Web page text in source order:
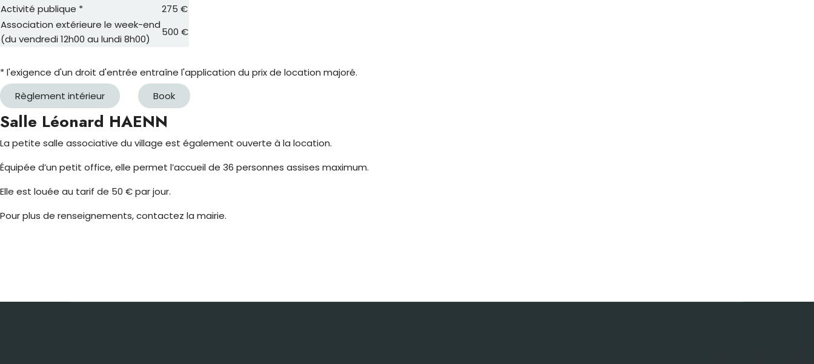
Activité publique *
275 €
Association extérieure le week-end
(du vendredi 12h00 au lundi 8h00)
500 €
* l'exigence d'un droit d'entrée entraîne l'application du prix de location majoré.
Règlement intérieur
Book
Salle Léonard HAENN
La petite salle associative du village est également ouverte à la location.
Équipée d’un petit office, elle permet l’accueil de 36 personnes assises maximum.
Elle est louée au tarif de 50 € par jour.
Pour plus de renseignements, contactez la mairie.